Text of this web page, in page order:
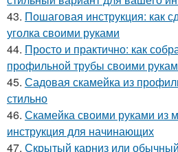
43. Пошаговая инструкция: как
уголка своими руками
44. Просто и практично: как
профильной трубы своими
45. Садовая скамейка из
стильно
46. Скамейка своими руками из
инструкция для начинающих
47. Скрытый карниз или